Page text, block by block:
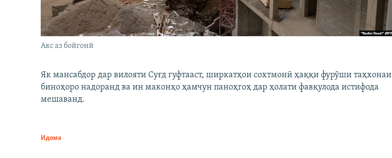
Акс аз бойгонӣ
Як мансабдор дар вилояти Суғд гуфтааст, ширкатҳои сохтмонӣ ҳаққи фурӯши таҳхонаи
биноҳоро надоранд ва ин маконҳо ҳамчун паноҳгоҳ дар ҳолати фавқулода истифода
мешаванд.
Идома